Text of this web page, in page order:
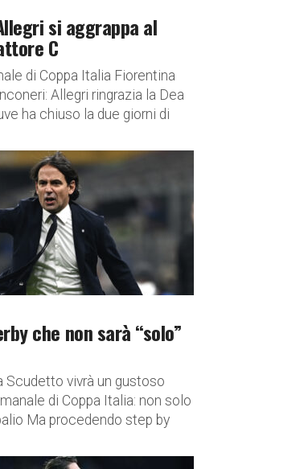
si aggrappa al
C
di Coppa Italia Fiorentina
Allegri ringrazia la Dea
ha chiuso la due giorni di
che non sarà “solo”
Scudetto vivrà un gustoso
di Coppa Italia: non solo
Ma procedendo step by